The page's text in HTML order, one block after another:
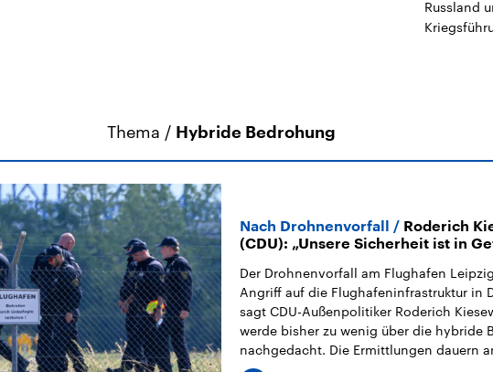
Russland
Thema / Hybride Bedrohung
Nach Drohnenvorfall
Roderich
(CDU): „Unsere Sicherheit ist in
Der Drohnenvorfall am Flughafen
Angriff auf die Flughafeninfrastruktur in
sagt CDU-Außenpolitiker Roderich
werde bisher zu wenig über die hybride
nachgedacht. Die Ermittlungen dauern